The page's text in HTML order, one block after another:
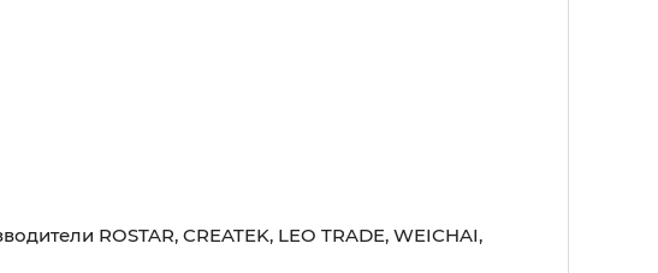
ROSTAR, CREATEK, LEO TRADE, WEICHAI,